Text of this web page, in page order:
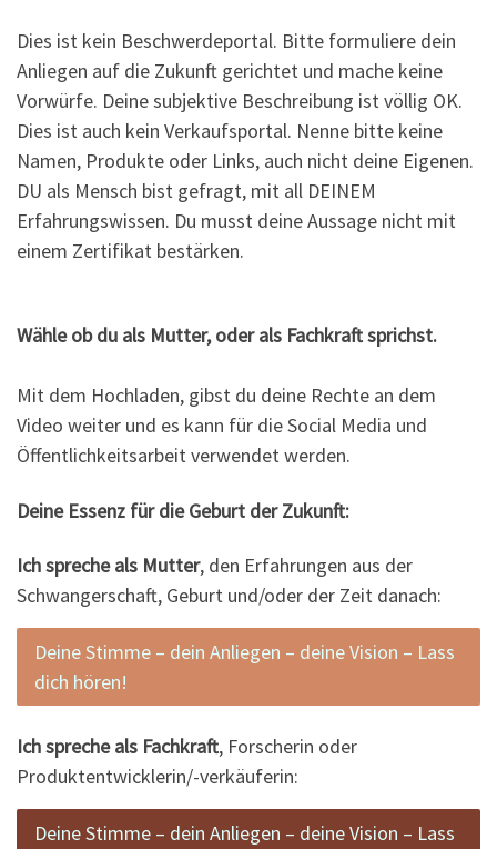
Dies ist kein Beschwerdeportal. Bitte formuliere dein
Anliegen auf die Zukunft gerichtet und mache keine
Vorwürfe. Deine subjektive Beschreibung ist völlig OK.
Dies ist auch kein Verkaufsportal. Nenne bitte keine
Namen, Produkte oder Links, auch nicht deine Eigenen.
DU als Mensch bist gefragt, mit all DEINEM
Erfahrungswissen. Du musst deine Aussage nicht mit
einem Zertifikat bestärken.
Wähle ob du als Mutter, oder als Fachkraft sprichst.
Mit dem Hochladen, gibst du deine Rechte an dem
Video weiter und es kann für die Social Media und
Öffentlichkeitsarbeit verwendet werden.
Deine Essenz für die Geburt der Zukunft:
Ich spreche als Mutter, den Erfahrungen aus der
Schwangerschaft, Geburt und/oder der Zeit danach:
Deine Stimme – dein Anliegen – deine Vision – Lass
dich hören!
Ich spreche als Fachkraft, Forscherin oder
Produktentwicklerin/-verkäuferin:
Deine Stimme – dein Anliegen – deine Vision – Lass